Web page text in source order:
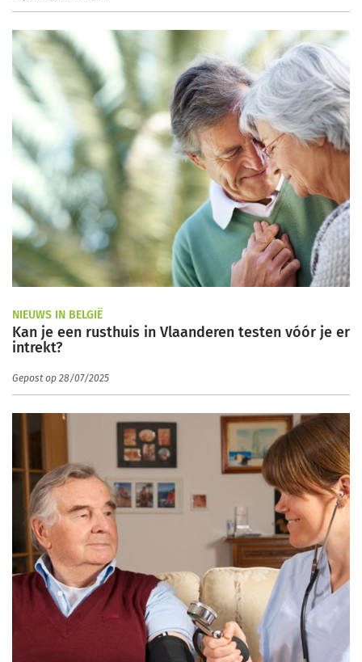
NIEUWS IN BELGIË
Kan je een rusthuis in Vlaanderen testen vóór je er
intrekt?
Gepost op 28/07/2025